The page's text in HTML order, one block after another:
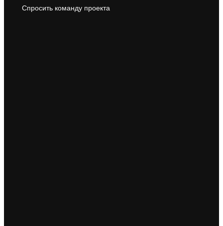
Спросить команду проекта